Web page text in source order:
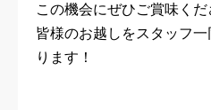
この機会にぜひご賞味くだ
皆様のお越しをスタッフ
ります！